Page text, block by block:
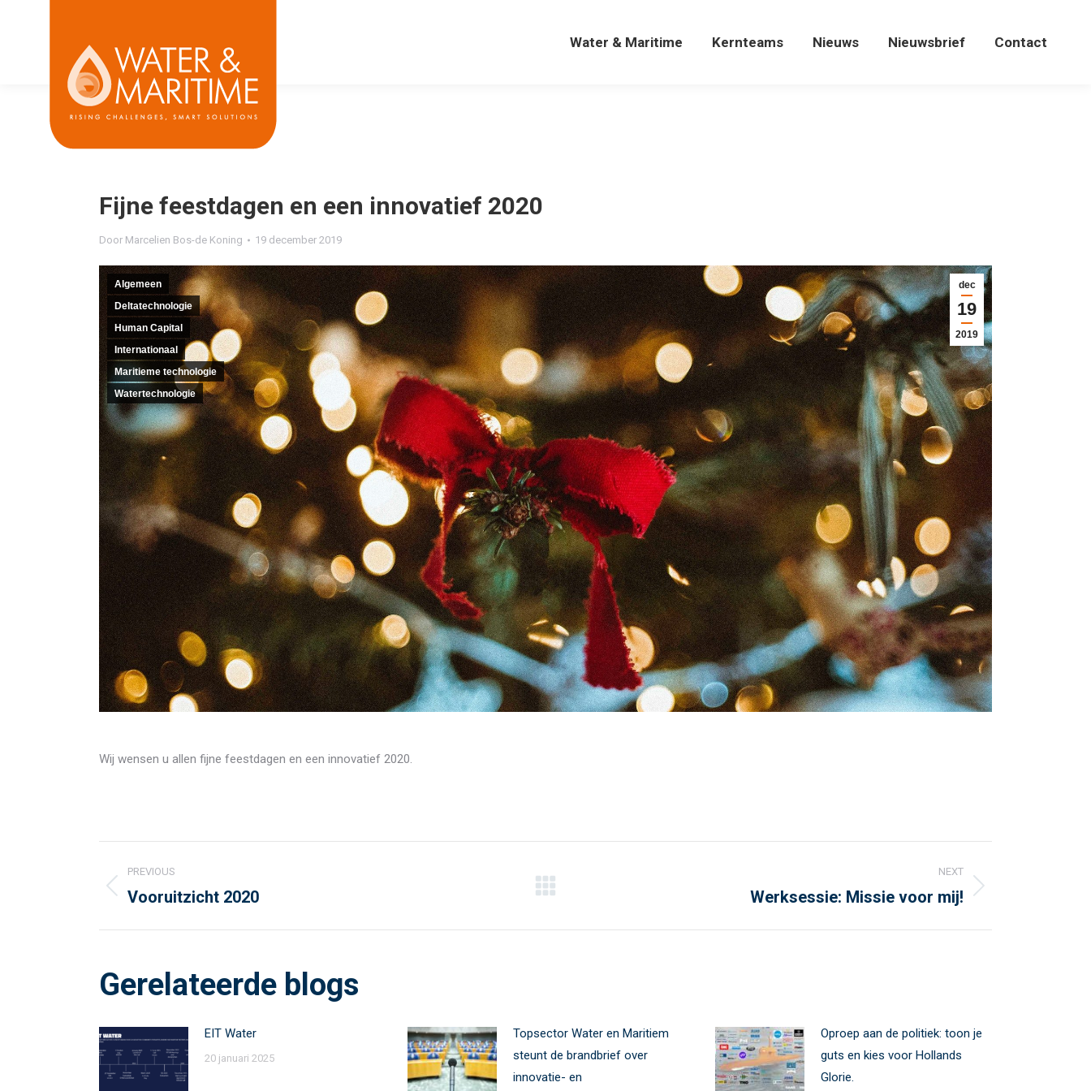
Water & Maritime Kernteams Nieuws Nieuwsbrief Contact
Fijne feestdagen en een innovatief 2020
Door Marcelien Bos-de Koning 19 december 2019
dec
19
2019
Algemeen
Deltatechnologie
Human Capital
Internationaal
Maritieme technologie
Watertechnologie
Wij wensen u allen fijne feestdagen en een innovatief 2020.
navigation
PREVIOUS
Previous
Vooruitzicht 2020
NEXT
Werksessie: Missie voor mij!
Gerelateerde blogs
EIT Water
20 januari 2025
Topsector Water en Maritiem
steunt de brandbrief over
innovatie- en
Oproep aan de politiek: toon je
guts en kies voor Hollands
Glorie.
Water & Maritime Kernteams Nieuws Nieuwsbrief Contact